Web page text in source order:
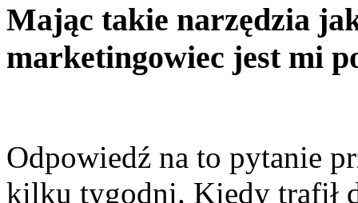
Mając takie narzędzia
marketingowiec jest mi
Odpowiedź na to pytanie
kilku tygodni. Kiedy trafił